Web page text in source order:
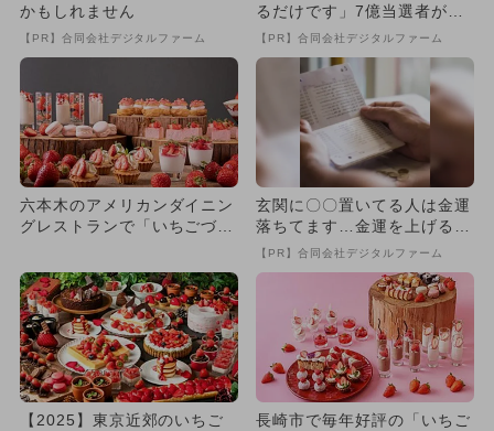
かもしれません
【PR】合同会社デジタルファーム
るだけです」7億当選者が続
出
【PR】合同会社デジタルファーム
六本木のアメリカンダイニン
グレストランで「いちごづく
玄関に〇〇置いてる人は金運
落ちてます…金運を上げる方
法とは
【PR】合同会社デジタルファーム
【2025】東京近郊のいちご
長崎市で毎年好評の「いちご